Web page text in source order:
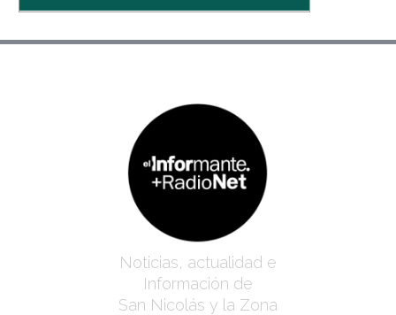
Noticias, actualidad e
Información de
San Nicolás y la Zona